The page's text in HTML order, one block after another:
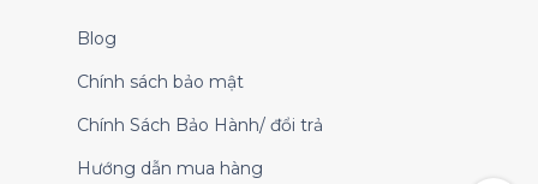
Blog
Chính sách bảo mật
Chính Sách Bảo Hành/ đổi trả
Hướng dẫn mua hàng